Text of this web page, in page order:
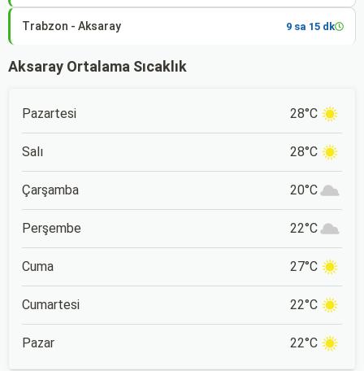
Trabzon - Aksaray 9 sa 15 dk
Aksaray Ortalama Sıcaklık
Pazartesi 28°C
Salı 28°C
Çarşamba 20°C
Perşembe 22°C
Cuma 27°C
Cumartesi 22°C
Pazar 22°C